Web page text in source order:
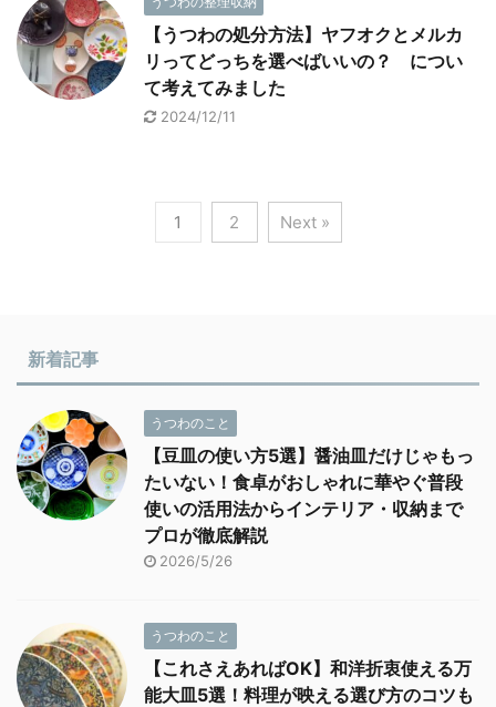
【うつわの処分方法】ヤフオクとメルカ
リってどっちを選べばいいの？ につい
て考えてみました
2024/12/11
1 2 Next »
新着記事
うつわのこと
【豆皿の使い方5選】醤油皿だけじゃもっ
たいない！食卓がおしゃれに華やぐ普段
使いの活用法からインテリア・収納まで
プロが徹底解説
2026/5/26
うつわのこと
【これさえあればOK】和洋折衷使える万
能大皿5選！料理が映える選び方のコツも